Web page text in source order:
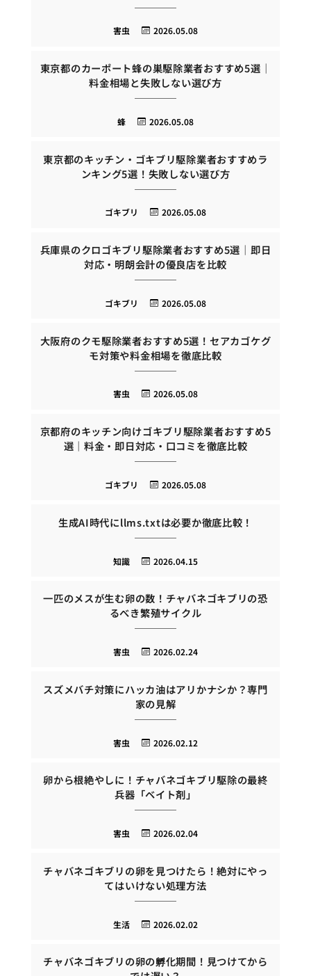
2026.05.08
害虫
東京都のカーポート蜂の巣駆除業者おすすめ5選｜
料金相場と失敗しない選び方
2026.05.08
蜂
東京都のキッチン・ゴキブリ駆除業者おすすめラ
ンキング5選！失敗しない選び方
2026.05.08
ゴキブリ
兵庫県のクロゴキブリ駆除業者おすすめ5選｜即日
対応・明朗会計の優良店を比較
2026.05.08
ゴキブリ
大阪府のクモ駆除業者おすすめ5選！セアカゴケグ
モ対策や料金相場を徹底比較
2026.05.08
害虫
京都府のキッチン向けゴキブリ駆除業者おすすめ5
選｜料金・即日対応・口コミを徹底比較
2026.05.08
ゴキブリ
生成AI時代にllms.txtは必要か徹底比較！
2026.04.15
知識
一匹のメスが生む卵の数！チャバネゴキブリの恐
るべき繁殖サイクル
2026.02.24
害虫
スズメバチ対策にハッカ油はアリかナシか？専門
家の見解
2026.02.12
害虫
卵から根絶やしに！チャバネゴキブリ駆除の最終
兵器「ベイト剤」
2026.02.04
害虫
チャバネゴキブリの卵を見つけたら！絶対にやっ
てはいけない処理方法
2026.02.02
生活
チャバネゴキブリの卵の孵化期間！見つけてから